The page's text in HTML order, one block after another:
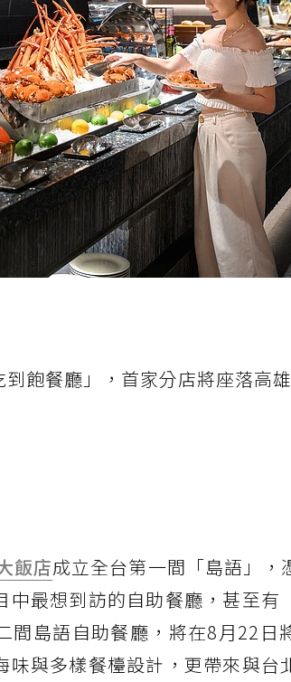
飽餐廳」，首家分店將座落高雄
飯店成立全台第一間「島語」，
最想到訪的自助餐廳，甚至有
間島語自助餐廳，將在8月22日
與多樣餐檯設計，更帶來與台